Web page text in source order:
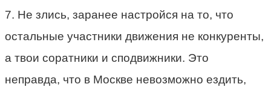
7. Не злись, заранее настройся на то, что
остальные участники движения не конкуренты,
а твои соратники и сподвижники. Это
неправда, что в Москве невозможно ездить,